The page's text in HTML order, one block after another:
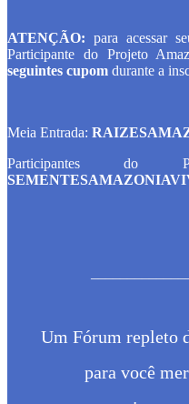
ATENÇÃO:para acessar
Participante do Projeto
seguintes cupom durante a
Meia Entrada:
Participantes do
Um Fórum repleto
para você